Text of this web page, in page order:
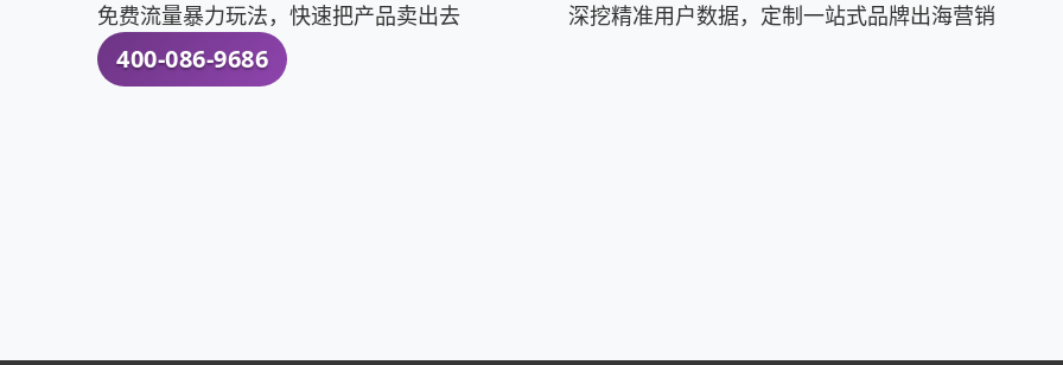
免费流量暴力玩法，快速把产品卖出去
400-086-9686
深挖精准用户数据，定制一站式品牌出海营销